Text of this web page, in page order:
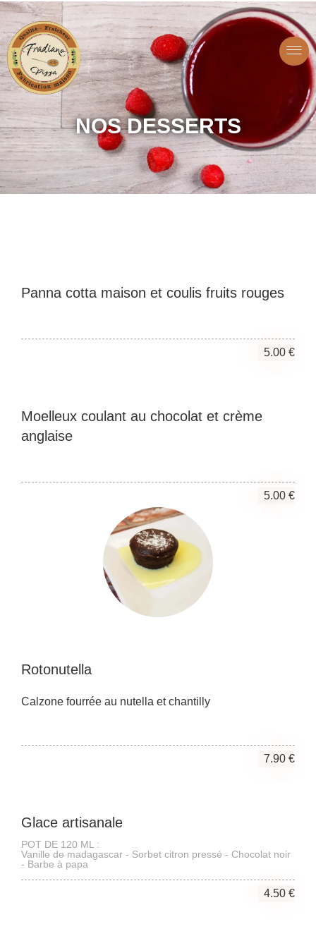
NOS
DESSERTS
NOS DESSERTS
Panna cotta maison et coulis fruits rouges
5.00 €
Moelleux coulant au chocolat et crème
anglaise
5.00 €
Rotonutella
Calzone fourrée au nutella et chantilly
7.90 €
Glace artisanale
POT DE 120 ML :
Vanille de madagascar - Sorbet citron pressé - Chocolat noir
- Barbe à papa
4.50 €